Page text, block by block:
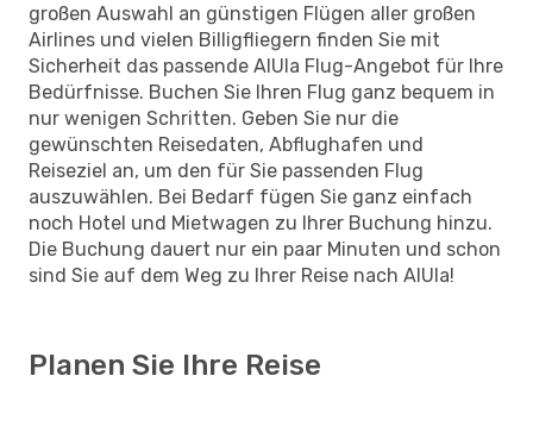
großen Auswahl an günstigen Flügen aller großen
Airlines und vielen Billigfliegern finden Sie mit
Sicherheit das passende AlUla Flug-Angebot für Ihre
Bedürfnisse. Buchen Sie Ihren Flug ganz bequem in
nur wenigen Schritten. Geben Sie nur die
gewünschten Reisedaten, Abflughafen und
Reiseziel an, um den für Sie passenden Flug
auszuwählen. Bei Bedarf fügen Sie ganz einfach
noch Hotel und Mietwagen zu Ihrer Buchung hinzu.
Die Buchung dauert nur ein paar Minuten und schon
sind Sie auf dem Weg zu Ihrer Reise nach AlUla!
Planen Sie Ihre Reise